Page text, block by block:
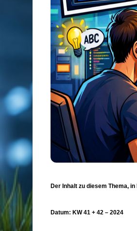
Der Inhalt zu diesem Thema,
Datum: KW 41 + 42 – 2024